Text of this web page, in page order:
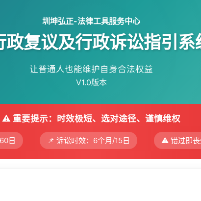
圳坤弘正-法律工具服务中心
复议及行政诉讼指引系
让普通人也能维护自身合法权益
V1.0版本
⚠️ 重要提示：时效极短、选对途径、谨慎维权
日 📌 诉讼时效：6个月/15日 ⚠️ 错过即丧